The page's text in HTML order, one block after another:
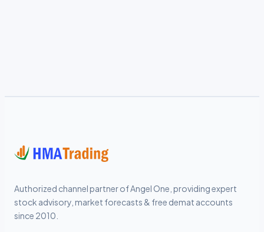
Authorized channel partner of Angel One, providing expert
stock advisory, market forecasts & free demat accounts
since 2010.